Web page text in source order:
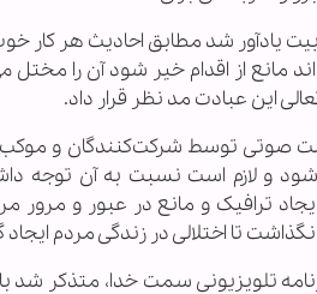
یادآور شد مطابق احادیث هر
مانع از اقدام خیر شود آن را
این عبادت مد نظر قرار داد.
صوتی توسط شرکت‌کنندگان و
و لازم است نسبت به آن توجه
ترافیک و مانع در عبور و مرور
تا اختلالی در زندگی مردم
تلویزیونی سمت خدا، متذکر شد